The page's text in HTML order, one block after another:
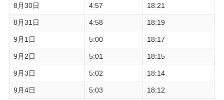
8月30日 4:57 18:21
8月31日 4:58 18:19
9月1日 5:00 18:17
9月2日 5:01 18:15
9月3日 5:02 18:14
9月4日 5:03 18:12